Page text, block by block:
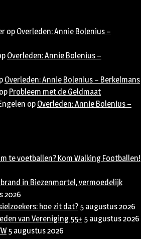
op Overleden: Annie Bolenius –
Overleden: Annie Bolenius –
Overleden: Annie Bolenius – Berkelmans
op Probleem met de Geldmaat
op Overleden: Annie Bolenius –
te voetballen? Kom Walking Footballen!
in Biezenmortel, vermoedelijk
2026
hoe zit dat? 5 augustus 2026
van Vereniging 55+ 5 augustus 2026
5 augustus 2026